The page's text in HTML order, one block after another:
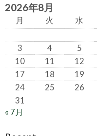
2026年8月
月 火 水
3
4 5
10
11 12
17
18 19
24
25 26
31
« 7月